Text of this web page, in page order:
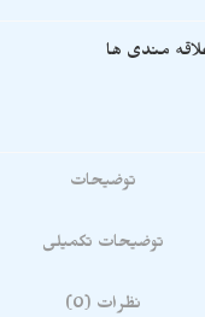
مندی ها
توضیحات
توضیحات تکمیلی
نظرات (0)